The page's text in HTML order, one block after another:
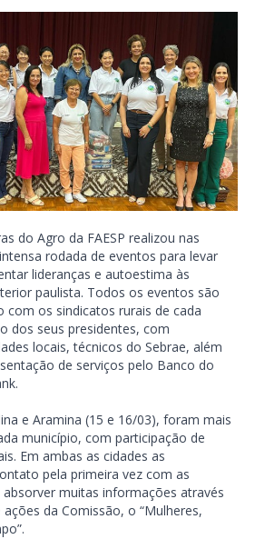
do Agro da FAESP realizou nas
rodada de eventos para levar
lideranças e autoestima às
paulista. Todos os eventos são
com os sindicatos rurais de cada
dos seus presidentes, com
locais, técnicos do Sebrae, além
de serviços pelo Banco do
e Aramina (15 e 16/03), foram mais
município, com participação de
Em ambas as cidades as
pela primeira vez com as
muitas informações através
da Comissão, o “Mulheres,